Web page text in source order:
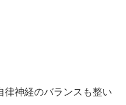
律神経のバランスも整い